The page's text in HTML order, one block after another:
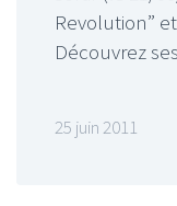
Revolution”
Découvrez
25 juin 2011